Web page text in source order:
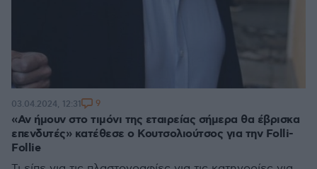
«Αν ήμουν στο τιμόνι της εταιρείας σήμερα θα έβρισκα
επενδυτές» κατέθεσε ο Κουτσολιούτσος για την Folli-
Follie
03.04.2024, 12:31 9